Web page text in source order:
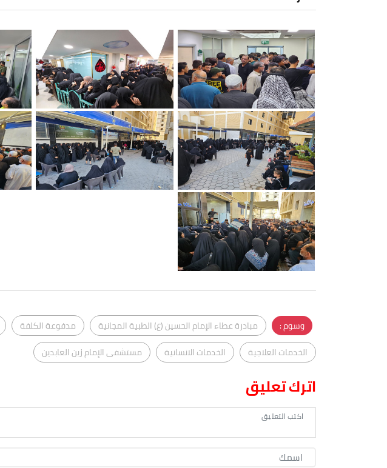
وسوم : مبادرة عطاء الإمام الحسين (ع) الطبية المجانية مدفوعة الكلفة
الخدمات العلاجية
الخدمات الانسانية مستشفى الإمام زين العابدين
اترك تعليق